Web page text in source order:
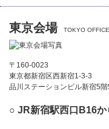
東京会場 TOKYO OFFICE
〒160-0023
東京都新宿区西新宿1-3-3
品川ステーションビル新宿5
○ JR新宿駅西口B16